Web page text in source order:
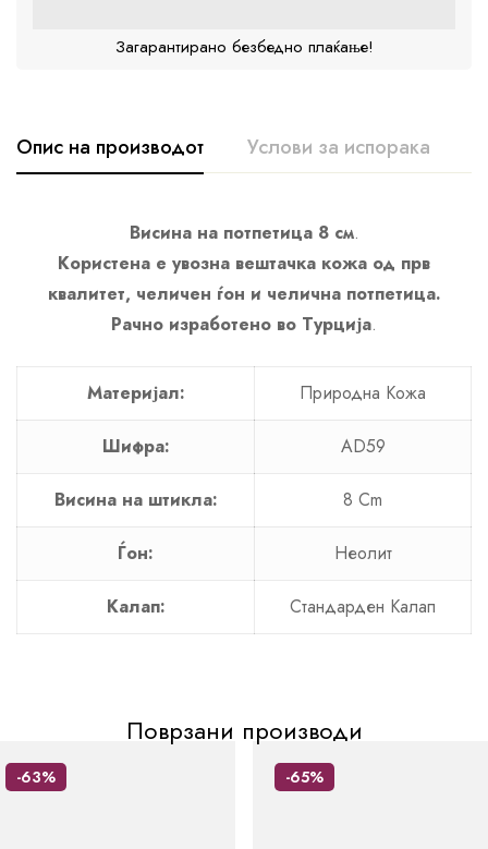
Загарантирано безбедно плаќање!
Опис на производот Услови за испорака
Висина на потпетица 8 см.
Користена е увозна вештачка кожа од прв
квалитет, челичен ѓон и челична потпетица.
Рачно изработено во Турција.
Материјал: Природна Кожа
Шифра: AD59
Висина на штикла: 8 Cm
Ѓон: Неолит
Калап: Стандарден Калап
Поврзани производи
-63% -65%